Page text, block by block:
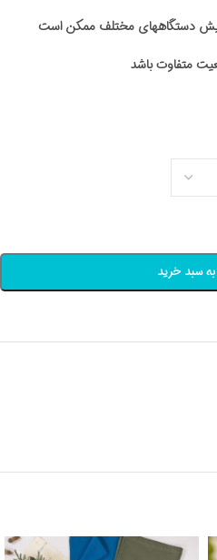
دستگاههای مختلف ممکن است
سبد خرید